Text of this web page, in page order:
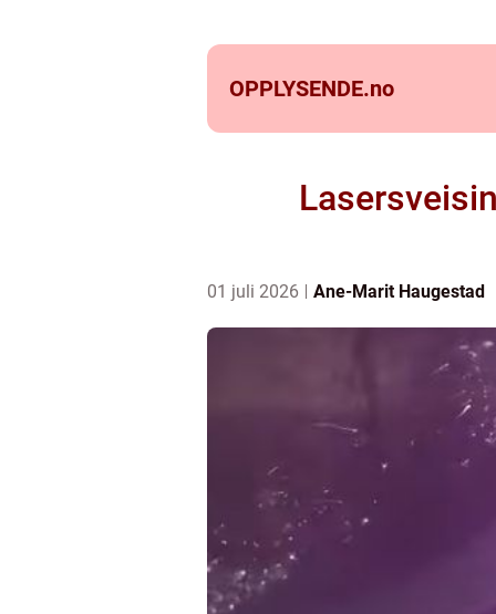
OPPLYSENDE.no
01 juli 2026 Ane-Marit Haugestad